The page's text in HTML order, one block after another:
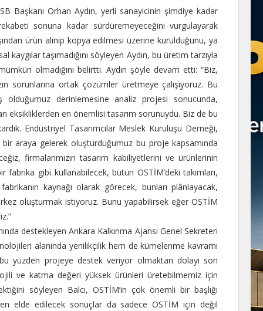
Başkanı Orhan Aydın, yerli sanayicinin şimdiye kadar
sonuna kadar sürdüremeyeceğini vurgulayarak
ürün alınıp kopya edilmesi üzerine kurulduğunu, ya
taşımadığını söyleyen Aydın, bu üretim tarzıyla
olmadığını belirtti. Aydın şöyle devam etti: “Biz,
sorunlarına ortak çözümler üretmeye çalışıyoruz. Bu
olduğumuz derinlemesine analiz projesi sonucunda,
eksikliklerden en önemlisi tasarım sorunuydu. Biz de bu
Endüstriyel Tasarımcılar Meslek Kuruluşu Derneği,
araya gelerek oluşturduğumuz bu proje kapsamında
firmalarımızın tasarım kabiliyetlerini ve ürünlerinin
fabrika gibi kullanabilecek, bütün OSTİM’deki takımları,
kaynağı olarak görecek, bunları plânlayacak,
oluşturmak istiyoruz. Bunu yapabilirsek eğer OSTİM
destekleyen Ankara Kalkınma Ajansı Genel Sekreteri
alanında yenilikçilik hem de kümelenme kavramı
yüzden projeye destek veriyor olmaktan dolayı son
ve katma değeri yüksek ürünleri üretebilmemiz için
söyleyen Balcı, OSTİM’in çok önemli bir başlığı
elde edilecek sonuçlar da sadece OSTİM için değil